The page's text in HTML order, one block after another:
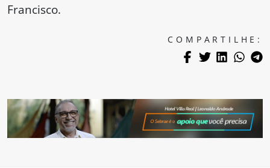
Francisco.
COMPARTILHE: